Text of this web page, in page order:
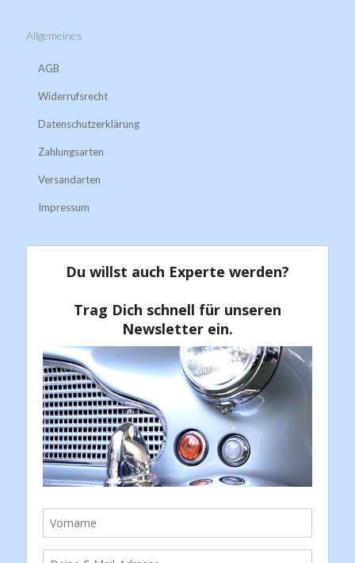
Allgemeines
AGB
Widerrufsrecht
Datenschutzerklärung
Zahlungsarten
Versandarten
Impressum